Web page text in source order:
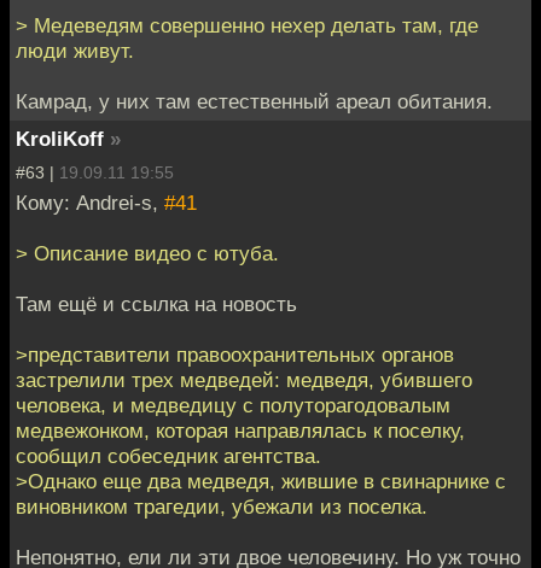
> Медеведям совершенно нехер делать там, где
люди живут.
Камрад, у них там естественный ареал обитания.
KroliKoff »
#63 | 19.09.11 19:55
Кому: Andrei-s, #41
> Описание видео с ютуба.
Там ещё и ссылка на новость
>представители правоохранительных органов
застрелили трех медведей: медведя, убившего
человека, и медведицу с полуторагодовалым
медвежонком, которая направлялась к поселку,
сообщил собеседник агентства.
>Однако еще два медведя, жившие в свинарнике с
виновником трагедии, убежали из поселка.
Непонятно, ели ли эти двое человечину. Но уж точно